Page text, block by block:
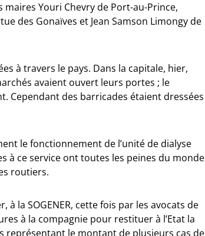
Youri Chevry de Port-au-Prince,
des Gonaïves et Jean Samson Limongy de
à travers le pays. Dans la capitale, hier,
avaient ouvert leurs portes ; le
Cependant des barricades étaient dressées
le fonctionnement de l’unité de dialyse
à ce service ont toutes les peines du monde
routiers.
la SOGENER, cette fois par les avocats de
à la compagnie pour restituer à l’Etat la
représentant le montant de plusieurs cas de